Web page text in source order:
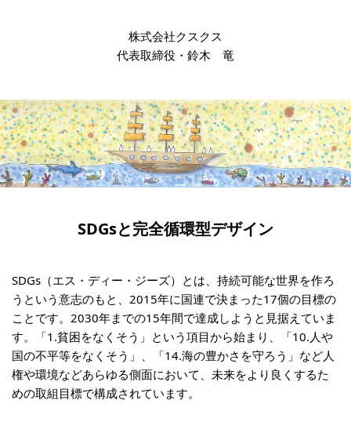
株式会社クスクス
代表取締役・鈴木 竜
SDGsと完全循環型デザイン
SDGs（エス・ディー・ジーズ）とは、持続可能な世界を作ろ
うという意志のもと、2015年に国連で決まった17個の目標の
ことです。2030年までの15年間で達成しようと見据えていま
す。「1.貧困をなくそう」という項目から始まり、「10.人や
国の不平等をなくそう」、「14.海の豊かさを守ろう」など人
権や環境などあらゆる側面において、未来をより良くするた
めの取組目標で構成されています。